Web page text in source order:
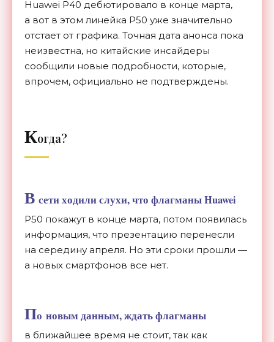
Huawei P40 дебютировало в конце марта,
а вот в этом линейка P50 уже значительно
отстает от графика. Точная дата анонса пока
неизвестна, но китайские инсайдеры
сообщили новые подробности, которые,
впрочем, официально не подтверждены.
Когда?
В сети ходили слухи, что флагманы Huawei
P50 покажут в конце марта, потом появилась
информация, что презентацию перенесли
на середину апреля. Но эти сроки прошли —
а новых смартфонов все нет.
По новым данным, ждать флагманы
в ближайшее время не стоит, так как